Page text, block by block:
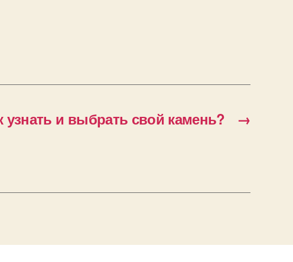
→
узнать и выбрать свой камень?